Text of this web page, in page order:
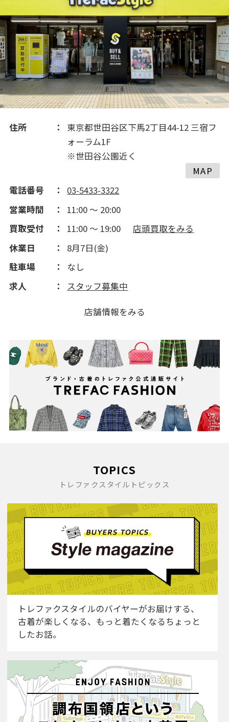
住所
東京都世田谷区下馬2丁目44-12 三宿フ
ォーラム1F
※世田谷公園近く
MAP
電話番号
03-5433-3322
営業時間
11:00 ～ 20:00
買取受付
11:00 ～ 19:00
店頭買取をみる
休業日
8月7日(金)
駐車場
なし
求人
スタッフ募集中
店舗情報をみる
TOPICS
トレファクスタイルトピックス
トレファクスタイルのバイヤーがお届けする、
古着が楽しくなる、もっと着たくなるちょっと
したお話。